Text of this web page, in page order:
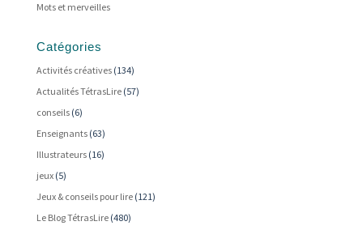
Mots et merveilles
Catégories
Activités créatives(134)
Actualités TétrasLire(57)
conseils(6)
Enseignants(63)
Illustrateurs(16)
jeux(5)
Jeux & conseils pour lire(121)
Le Blog TétrasLire(480)